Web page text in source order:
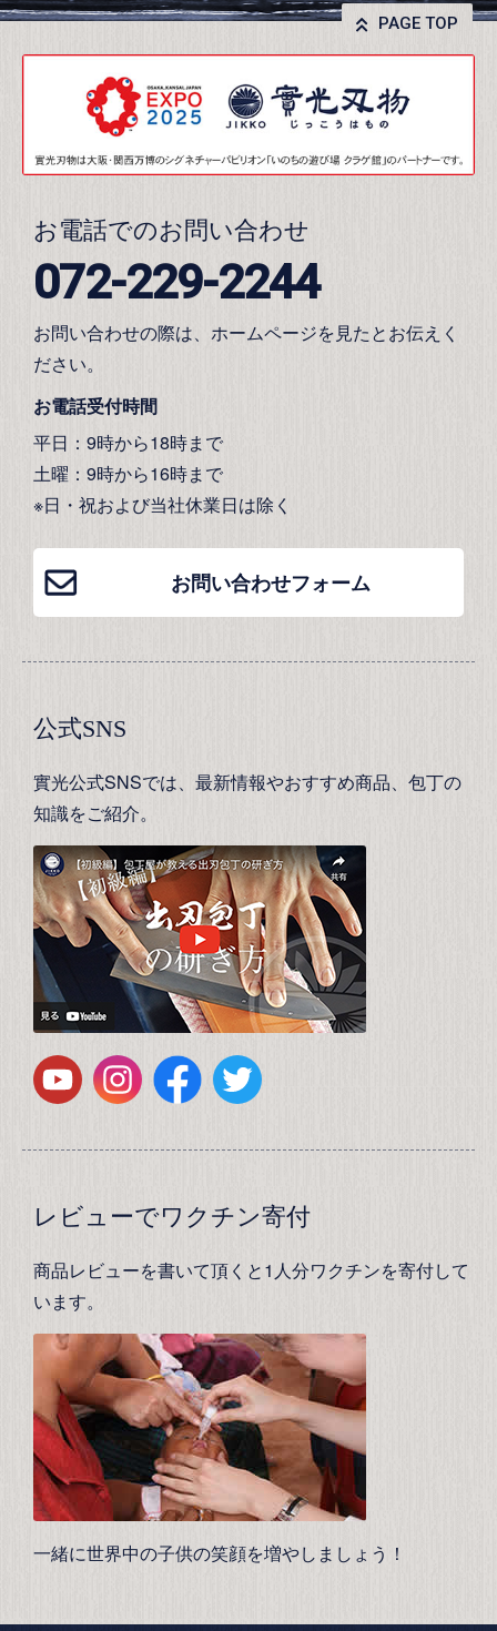
PAGE TOP
お電話でのお問い合わせ
072-229-2244
お問い合わせの際は、ホームページを見たとお伝えく
ださい。
お電話受付時間
平日：9時から18時まで
土曜：9時から16時まで
※日・祝および当社休業日は除く
お問い合わせフォーム
公式SNS
實光公式SNSでは、最新情報やおすすめ商品、包丁の
知識をご紹介。
レビューでワクチン寄付
商品レビューを書いて頂くと1人分ワクチンを寄付して
います。
一緒に世界中の子供の笑顔を増やしましょう！